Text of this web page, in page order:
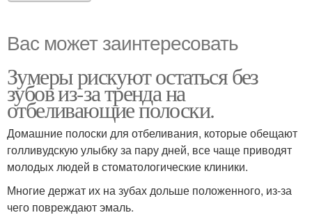
Вас может заинтересовать
Зумеры рискуют остаться без
зубов из-за тренда на
отбеливающие полоски.
Домашние полоски для отбеливания, которые обещают
голливудскую улыбку за пару дней, все чаще приводят
молодых людей в стоматологические клиники.
Многие держат их на зубах дольше положенного, из-за
чего повреждают эмаль.